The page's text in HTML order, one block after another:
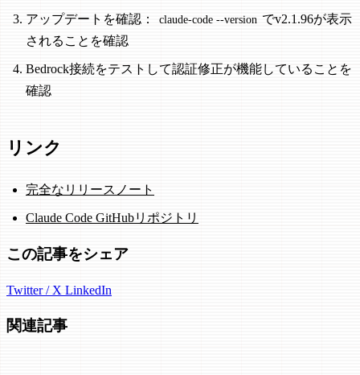
アップデートを確認： claude-code --version でv2.1.96が表示
されることを確認
Bedrock接続をテストして認証修正が機能していることを
確認
リンク
完全なリリースノート
Claude Code GitHubリポジトリ
この記事をシェア
Twitter / X LinkedIn
関連記事